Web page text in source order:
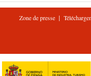
Zone de presse |